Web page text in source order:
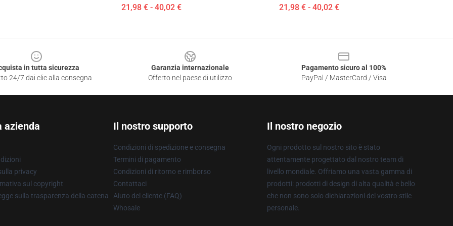
21,98 € - 40,02 € 21,98 € - 40,02 €
in tutta sicurezza
24/7 dai clic alla consegna
Garanzia internazionale
Offerto nel paese di utilizzo
Pagamento sicuro al 100%
PayPal / MasterCard / Visa
azienda
privacy
sul copyright
sulla trasparenza della catena
Il nostro supporto
Condizioni di spedizione e consegna
Termini di pagamento
Condizioni di ritorno e rimborso
Contattaci
Aiuto del cliente (FAQ)
Whosale
Il nostro negozio
Ogni prodotto sul nostro sito è stato
attentamente progettato dal nostro team di
livello mondiale. Offriamo una vasta gamma di
prodotti: prodotti di design di alta qualità e bello
che non sono solo dichiarazioni del vostro stile
personale.